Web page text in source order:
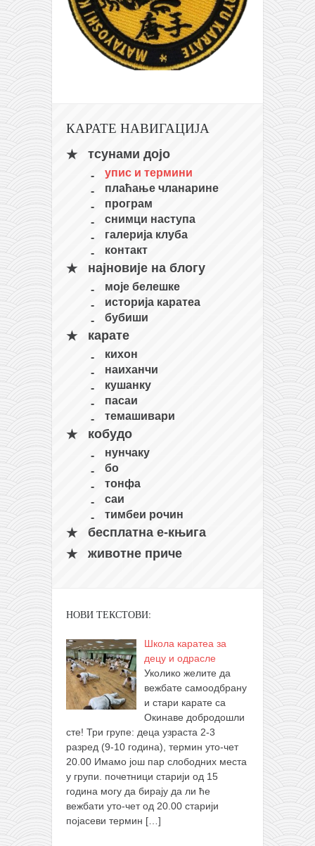
КАРАТЕ НАВИГАЦИЈА
тсунами дојо
упис и термини
плаћање чланарине
програм
снимци наступа
галерија клуба
контакт
најновије на блогу
моје белешке
историја каратеа
бубиши
карате
кихон
наиханчи
кушанку
пасаи
темашивари
кобудо
нунчаку
бо
тонфа
саи
тимбеи рочин
бесплатна е-књига
животне приче
НОВИ ТЕКСТОВИ:
Школа каратеа за
децу и одрасле
Уколико желите да
вежбате самоодбрану
и стари карате са
Окинаве добродошли
сте! Три групе: деца узраста 2-3
разред (9-10 година), термин уто-чет
20.00 Имамо још пар слободних места
у групи. почетници старији од 15
година могу да бирају да ли ће
вежбати уто-чет од 20.00 старији
појасеви термин […]